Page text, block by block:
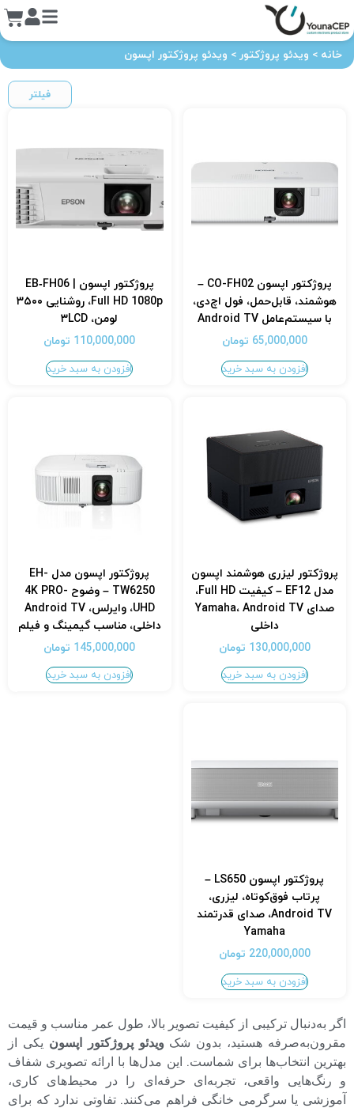
خانه > ویدئو پروژکتور > ویدئو پروژکتور اپسون
فیلتر
پروژکتور اپسون CO-FH02 –
هوشمند، قابل‌حمل، فول اچ‌دی،
با سیستم‌عامل Android TV
65,000,000 تومان
افزودن به سبد خرید
پروژکتور اپسون EB‑FH06 |
Full HD 1080p، روشنایی ۳۵۰۰
لومن، ۳LCD
110,000,000 تومان
افزودن به سبد خرید
پروژکتور لیزری هوشمند اپسون
مدل EF12 – کیفیت Full HD،
صدای Yamaha، Android TV
داخلی
130,000,000 تومان
افزودن به سبد خرید
پروژکتور اپسون مدل EH-
TW6250 – وضوح 4K PRO-
UHD، وایرلس، Android TV
داخلی، مناسب گیمینگ و فیلم
145,000,000 تومان
افزودن به سبد خرید
پروژکتور اپسون LS650 –
پرتاب فوق‌کوتاه، لیزری،
Android TV، صدای قدرتمند
Yamaha
220,000,000 تومان
افزودن به سبد خرید
اگر به‌دنبال ترکیبی از کیفیت تصویر بالا، طول عمر مناسب و قیمت
مقرون‌به‌صرفه هستید، بدون شک ویدئو پروژکتور اپسون یکی از
بهترین انتخاب‌ها برای شماست. این مدل‌ها با ارائه تصویری شفاف
و رنگ‌هایی واقعی، تجربه‌ای حرفه‌ای را در محیط‌های کاری،
آموزشی یا سرگرمی خانگی فراهم می‌کنند. تفاوتی ندارد که برای